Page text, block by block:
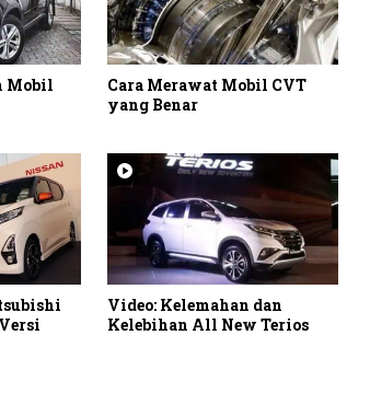
Mobil
Cara Merawat Mobil CVT
yang Benar
Video: Kelemahan dan
Kelebihan All New Terios